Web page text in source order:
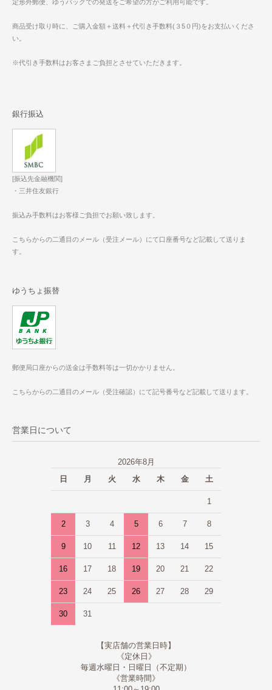
定形外郵便、ゆうパックでの発送をご希望の方がご利用可能です。
商品受け取り時に、ご購入金額＋送料＋代引き手数料(３5０円)をお支払いくださ
い。
※代引き手数料はお客さまご負担とさせていただきます。
銀行振込
[振込先金融機関]
・三井住友銀行
振込み手数料はお客様ご負担でお願い致します。
こちらからの二通目のメール（受注メール）にて口座番号など記載して送りま
す。
ゆうちょ振替
郵便局口座からの送金は手数料等は一切かかりません。
こちらからの二通目のメール（受注確認）にて記号番号など記載して送ります。
営業日について
2026年8月
日
月 火 水 木 金 土
1
2 3 4 5 6 7 8
9 10 11 12 13 14 15
16 17 18 19 20 21 22
23 24 25 26 27 28 29
30 31
【実店舗の営業日時】
《定休日》
毎週水曜日・日曜日（不定期）
《営業時間》